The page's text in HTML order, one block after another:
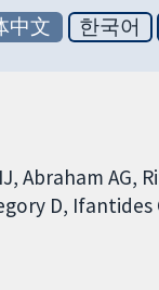
中文 한국어
Abraham AG
D Ifantides